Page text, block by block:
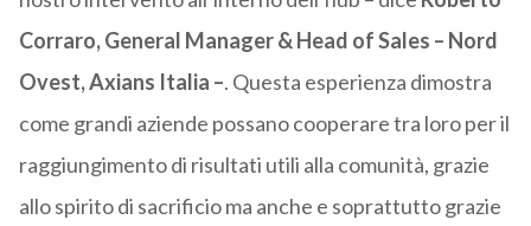
Corraro, General Manager & Head of Sales – Nord
Ovest, Axians Italia –. Questa esperienza dimostra
come grandi aziende possano cooperare tra loro per il
raggiungimento di risultati utili alla comunità, grazie
allo spirito di sacrificio ma anche e soprattutto grazie